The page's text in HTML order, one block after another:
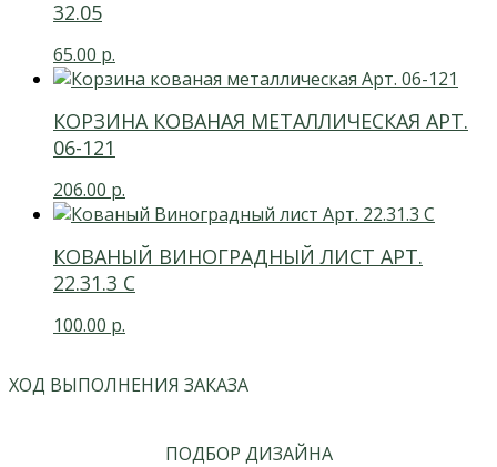
32.05
65.00 р.
КОРЗИНА КОВАНАЯ МЕТАЛЛИЧЕСКАЯ АРТ.
06-121
206.00 р.
КОВАНЫЙ ВИНОГРАДНЫЙ ЛИСТ АРТ.
22.31.3 С
100.00 р.
ХОД ВЫПОЛНЕНИЯ ЗАКАЗА
ПОДБОР ДИЗАЙНА